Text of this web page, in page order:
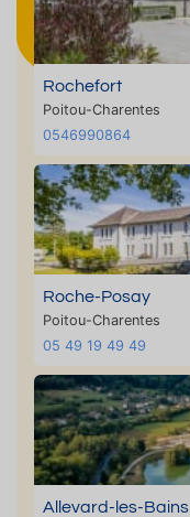
Rochefort
Poitou-Charentes
0546990864
Roche-Posay
Poitou-Charentes
05 49 19 49 49
Allevard-les-Bains